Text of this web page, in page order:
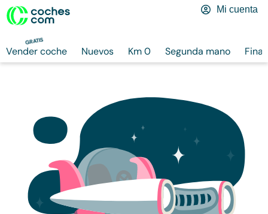
GRATIS
Vender coche Nuevos Km 0 Segunda mano
Mi cuenta